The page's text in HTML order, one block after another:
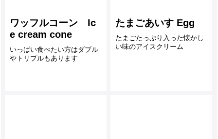
ワッフルコーン Ic
e cream cone
いっぱい食べたい方はダブル
やトリプルもあります
たまごあいす Egg
たまごたっぷり入った懐かし
い味のアイスクリーム